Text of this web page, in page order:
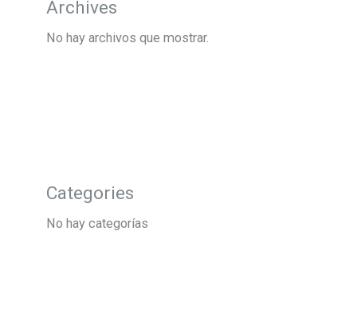
Archives
No hay archivos que mostrar.
Categories
No hay categorías